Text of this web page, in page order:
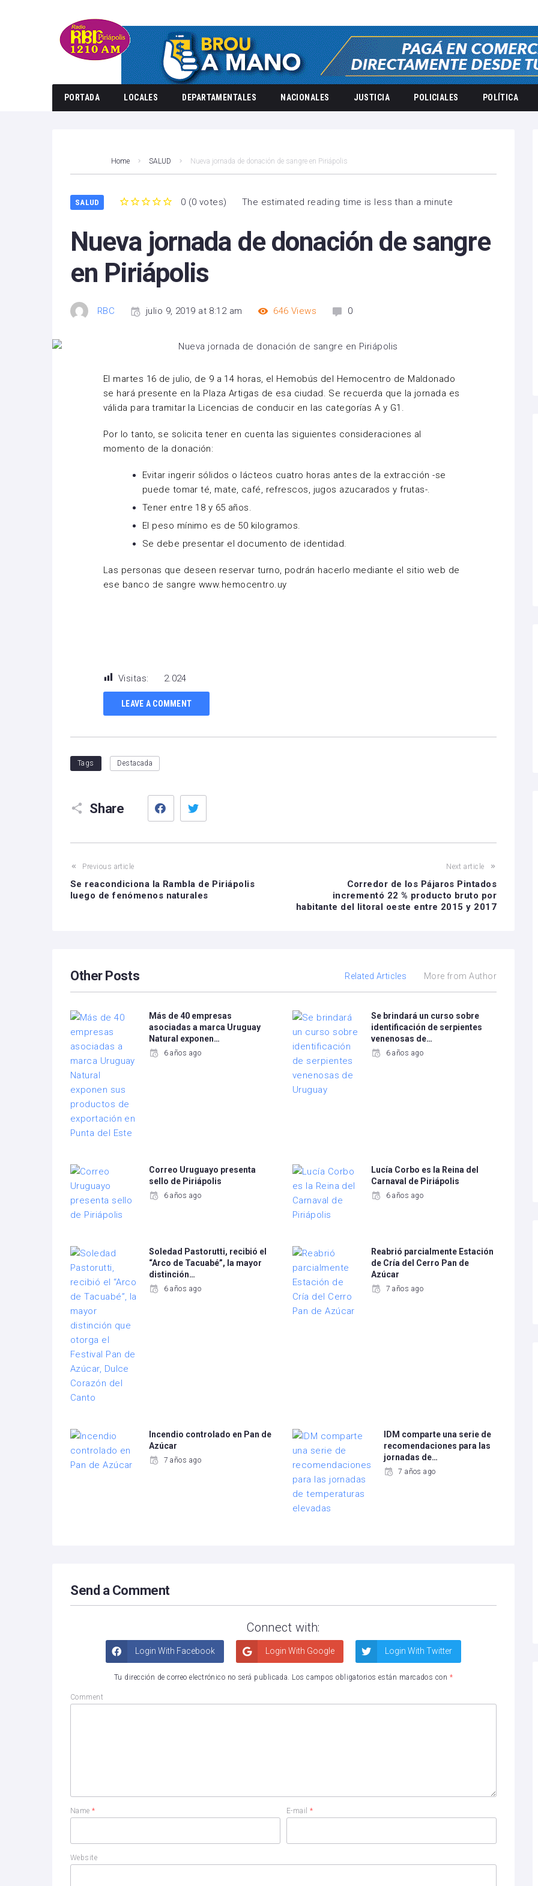
PORTADA LOCALES DEPARTAMENTALES NACIONALES JUSTICIA POLICIALES POLÍTICA
Home SALUD Nueva jornada de donación de sangre en Piriápolis
SALUD 0 (0 votes) The estimated reading time is less than a minute
Nueva jornada de donación de sangre
en Piriápolis
RBC julio 9, 2019 at 8:12 am 646 Views 0
El martes 16 de julio, de 9 a 14 horas, el Hemobús del Hemocentro de Maldonado
se hará presente en la Plaza Artigas de esa ciudad. Se recuerda que la jornada es
válida para tramitar la Licencias de conducir en las categorías A y G1.
Por lo tanto, se solicita tener en cuenta las siguientes consideraciones al
momento de la donación:
Evitar ingerir sólidos o lácteos cuatro horas antes de la extracción -se
puede tomar té, mate, café, refrescos, jugos azucarados y frutas-.
Tener entre 18 y 65 años.
El peso mínimo es de 50 kilogramos.
Se debe presentar el documento de identidad.
Las personas que deseen reservar turno, podrán hacerlo mediante el sitio web de
ese banco de sangre www.hemocentro.uy
Visitas: 2.024
LEAVE A COMMENT
Tags Destacada
Share
Facebook
Previous article
Se reacondiciona la Rambla de Piriápolis
luego de fenómenos naturales
Next article
Corredor de los Pájaros Pintados
incrementó 22 % producto bruto por
habitante del litoral oeste entre 2015 y 2017
Other Posts Related Articles More from Author
Más de 40 empresas
asociadas a marca Uruguay
Natural exponen…
6 años ago
Se brindará un curso sobre
identificación de serpientes
venenosas de…
6 años ago
Correo Uruguayo presenta
sello de Piriápolis
6 años ago
Lucía Corbo es la Reina del
Carnaval de Piriápolis
6 años ago
Soledad Pastorutti, recibió el
“Arco de Tacuabé”, la mayor
distinción…
6 años ago
Reabrió parcialmente Estación
de Cría del Cerro Pan de
Azúcar
7 años ago
Incendio controlado en Pan de
Azúcar
7 años ago
IDM comparte una serie de
recomendaciones para las
jornadas de…
7 años ago
Send a Comment
Connect with:
Login With Facebook Login With Google Login With Twitter
Tu dirección de correo electrónico no será publicada. Los campos obligatorios están marcados con *
Comment
Name* E-mail*
Website